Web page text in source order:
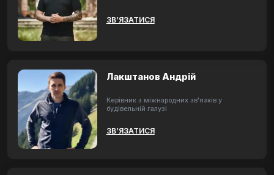
ЗВ’ЯЗАТИСЯ
Лакштанов Андрій
Керівник з міжнародних зв'язків у
будівельній галузі
ЗВ’ЯЗАТИСЯ